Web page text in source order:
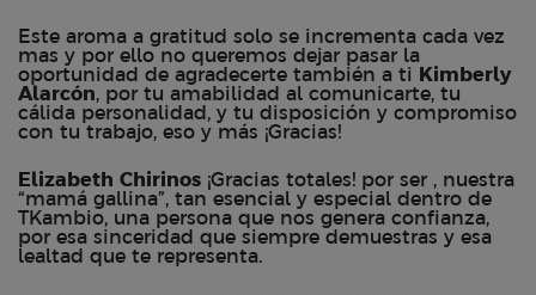
Este aroma a gratitud solo se incrementa cada vez
mas y por ello no queremos dejar pasar la
oportunidad de agradecerte también a ti
Kimberly
Alarcón, por tu amabilidad al comunicarte, tu
cálida personalidad, y tu disposición y compromiso
con tu trabajo, eso y más ¡Gracias!
Elizabeth Chirinos ¡Gracias totales! por ser , nuestra
“mamá gallina”, tan esencial y especial dentro de
TKambio, una persona que nos genera confianza,
por esa sinceridad que siempre demuestras y esa
lealtad que te representa.